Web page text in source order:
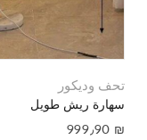
تحف وديكور
سهارة ريش طويل
999٫90 ₪